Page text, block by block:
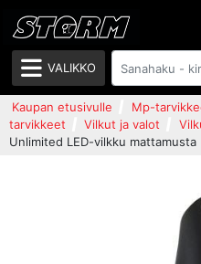
VALIKKO
Kaupan etusivulle Mp-
tarvikkeet
Vilkut ja valot
Unlimited LED-vilkku mattamusta